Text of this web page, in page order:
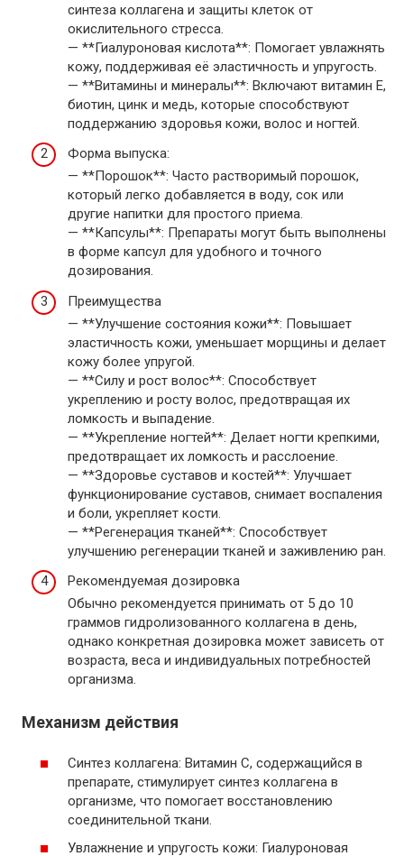
синтеза коллагена и защиты клеток от
окислительного стресса.
— **Гиалуроновая кислота**: Помогает увлажнять
кожу, поддерживая её эластичность и упругость.
— **Витамины и минералы**: Включают витамин E,
биотин, цинк и медь, которые способствуют
поддержанию здоровья кожи, волос и ногтей.
Форма выпуска:
— **Порошок**: Часто растворимый порошок,
который легко добавляется в воду, сок или
другие напитки для простого приема.
— **Капсулы**: Препараты могут быть выполнены
в форме капсул для удобного и точного
дозирования.
Преимущества
— **Улучшение состояния кожи**: Повышает
эластичность кожи, уменьшает морщины и делает
кожу более упругой.
— **Силу и рост волос**: Способствует
укреплению и росту волос, предотвращая их
ломкость и выпадение.
— **Укрепление ногтей**: Делает ногти крепкими,
предотвращает их ломкость и расслоение.
— **Здоровье суставов и костей**: Улучшает
функционирование суставов, снимает воспаления
и боли, укрепляет кости.
— **Регенерация тканей**: Способствует
улучшению регенерации тканей и заживлению ран.
Рекомендуемая дозировка
Обычно рекомендуется принимать от 5 до 10
граммов гидролизованного коллагена в день,
однако конкретная дозировка может зависеть от
возраста, веса и индивидуальных потребностей
организма.
Механизм действия
Синтез коллагена: Витамин C, содержащийся в
препарате, стимулирует синтез коллагена в
организме, что помогает восстановлению
соединительной ткани.
Увлажнение и упругость кожи: Гиалуроновая